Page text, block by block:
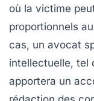
où la victime
proportionnels
cas, un avocat
intellectuelle, tel
apportera un